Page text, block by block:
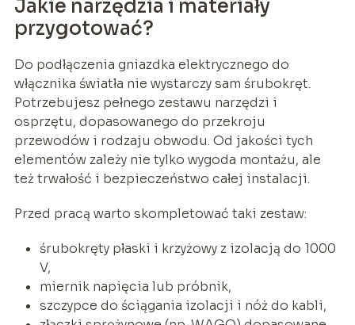
Jakie narzędzia i materiały
przygotować?
Do podłączenia gniazdka elektrycznego do
włącznika światła nie wystarczy sam śrubokręt.
Potrzebujesz pełnego zestawu narzędzi i
osprzętu, dopasowanego do przekroju
przewodów i rodzaju obwodu. Od jakości tych
elementów zależy nie tylko wygoda montażu, ale
też trwałość i bezpieczeństwo całej instalacji.
Przed pracą warto skompletować taki zestaw:
śrubokręty płaski i krzyżowy z izolacją do 1000
V,
miernik napięcia lub próbnik,
szczypce do ściągania izolacji i nóż do kabli,